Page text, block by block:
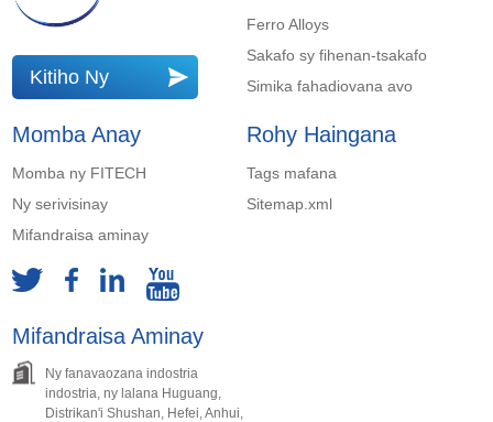
Kitiho Ny
Fandefasana
Ferro Alloys
Sakafo sy fihenan-tsakafo
Simika fahadiovana avo
Momba Anay
Momba ny FITECH
Ny serivisinay
Mifandraisa aminay
Rohy Haingana
Tags mafana
Sitemap.xml
Mifandraisa Aminay
Ny fanavaozana indostria
indostria, ny lalana Huguang,
Distrikan'i Shushan, Hefei, Anhui,